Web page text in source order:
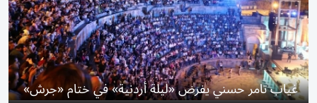
غياب تامر حسني يفرض «ليلة أردنية» في ختام «جرش»